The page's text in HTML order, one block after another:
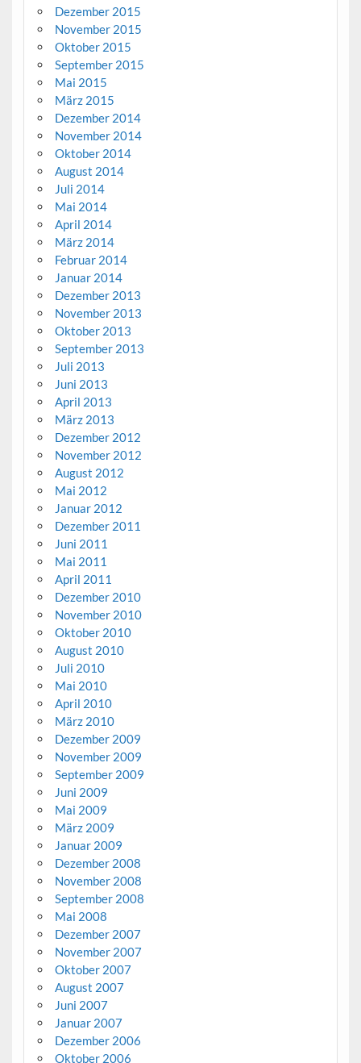
Dezember 2015
November 2015
Oktober 2015
September 2015
Mai 2015
März 2015
Dezember 2014
November 2014
Oktober 2014
August 2014
Juli 2014
Mai 2014
April 2014
März 2014
Februar 2014
Januar 2014
Dezember 2013
November 2013
Oktober 2013
September 2013
Juli 2013
Juni 2013
April 2013
März 2013
Dezember 2012
November 2012
August 2012
Mai 2012
Januar 2012
Dezember 2011
Juni 2011
Mai 2011
April 2011
Dezember 2010
November 2010
Oktober 2010
August 2010
Juli 2010
Mai 2010
April 2010
März 2010
Dezember 2009
November 2009
September 2009
Juni 2009
Mai 2009
März 2009
Januar 2009
Dezember 2008
November 2008
September 2008
Mai 2008
Dezember 2007
November 2007
Oktober 2007
August 2007
Juni 2007
Januar 2007
Dezember 2006
Oktober 2006